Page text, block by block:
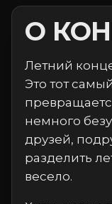
О
Летний
Это тот
немного
друзей,
разделить
весело.